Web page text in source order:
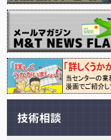
技術相談